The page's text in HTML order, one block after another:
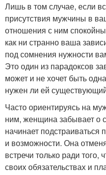
Лишь в том случае, если
присутствия мужчины в
отношения с ним
как ни странно ваша
под сомнения нужности
Это один из парадоксов
может и не хочет быть
нужен ли ей
Часто ориентируясь на
ним, женщина забывает о
начинает подстраиваться
и возможности. Она
встречи только ради
своих обязательствах и